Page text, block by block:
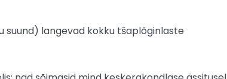
suund) langevad kokku tšaplõginlaste